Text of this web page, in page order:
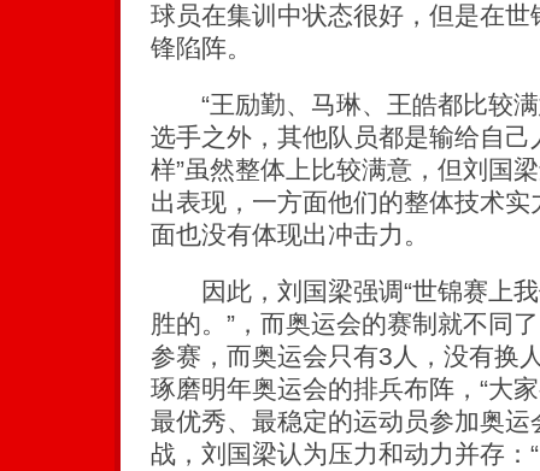
球员在集训中状态很好，但是在
锋陷阵。
“王励勤、马琳、王皓都比较满
选手之外，其他队员都是输给自
样”虽然整体上比较满意，但刘国
出表现，一方面他们的整体技术
面也没有体现出冲击力。
因此，刘国梁强调“世锦赛上我
胜的。”，而奥运会的赛制就不同
参赛，而奥运会只有3人，没有换
琢磨明年奥运会的排兵布阵，“大
最优秀、最稳定的运动员参加奥运
战，刘国梁认为压力和动力并存：